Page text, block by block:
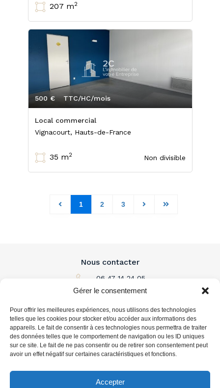
Gérer le consentement
Pour offrir les meilleures expériences, nous utilisons des technologies
telles que les cookies pour stocker et/ou accéder aux informations des
appareils. Le fait de consentir à ces technologies nous permettra de traiter
des données telles que le comportement de navigation ou les ID uniques
sur ce site. Le fait de ne pas consentir ou de retirer son consentement peut
avoir un effet négatif sur certaines caractéristiques et fonctions.
Accepter
207 m2
Local commercial
Non divisible
500 € TTC/HC/mois
Vignacourt, Hauts-de-France
35 m2
1 2 3
L'immobilier à louer
L'immobilier à acheter
Nous contacter
06 47 14 24 05
Par email